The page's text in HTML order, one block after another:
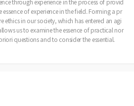
through experience in the process of provid
of experience in the field. Forming a pr
ethics in our society, which has entered an agi
us to examine the essence of practical nor
questions and to consider the essential.